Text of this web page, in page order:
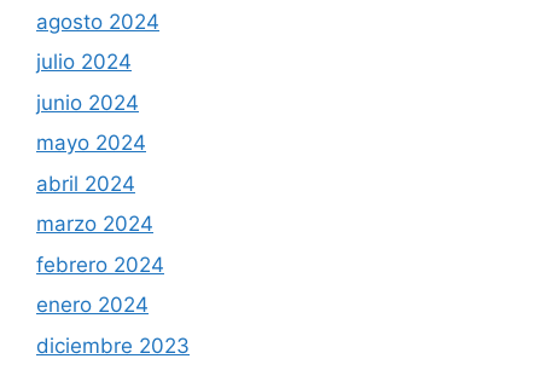
agosto 2024
julio 2024
junio 2024
mayo 2024
abril 2024
marzo 2024
febrero 2024
enero 2024
diciembre 2023